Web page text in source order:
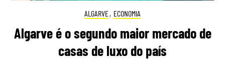
ALGARVE, ECONOMIA
Algarve é o segundo maior mercado de
casas de luxo do país